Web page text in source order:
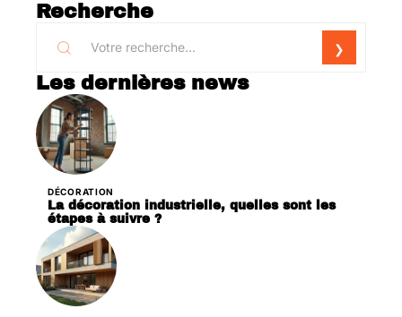
Recherche
Les dernières news
DÉCORATION
La décoration industrielle, quelles sont les
étapes à suivre ?